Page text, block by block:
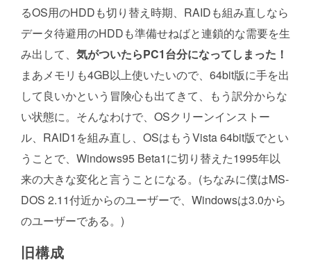
るOS用のHDDも切り替え時期、RAIDも組み直しなら
データ待避用のHDDも準備せねばと連鎖的な需要を生
み出して、 気がついたらPC1台分になってしまった！
まあメモリも4GB以上使いたいので、64bit版に手を出
して良いかという冒険心も出てきて、もう訳分からな
い状態に。そんなわけで、OSクリーンインストー
ル、RAID1を組み直し、OSはもうVista 64bit版でとい
うことで、Windows95 Beta1に切り替えた1995年以
来の大きな変化と言うことになる。(ちなみに僕はMS-
DOS 2.11付近からのユーザーで、Windowsは3.0から
のユーザーである。)
旧構成